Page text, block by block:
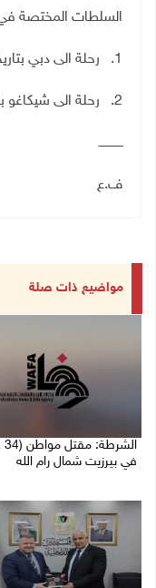
السلطات المختصة في
1. رحلة الى دبي بتاريخ 13/08/2020.
2. رحلة الى شيكاغو بتاريخ 31/08/2020.
ـــــــــــــ
ف.ع
مواضيع ذات صلة
في بيرزيت شمال رام الله